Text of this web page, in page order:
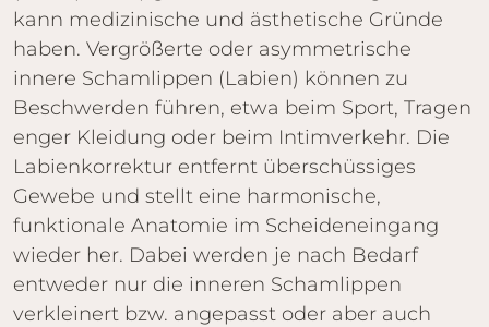
kann medizinische und ästhetische Gründe
haben. Vergrößerte oder asymmetrische
innere Schamlippen (Labien) können zu
Beschwerden führen, etwa beim Sport, Tragen
enger Kleidung oder beim Intimverkehr. Die
Labienkorrektur entfernt überschüssiges
Gewebe und stellt eine harmonische,
funktionale Anatomie im Scheideneingang
wieder her. Dabei werden je nach Bedarf
entweder nur die inneren Schamlippen
verkleinert bzw. angepasst oder aber auch